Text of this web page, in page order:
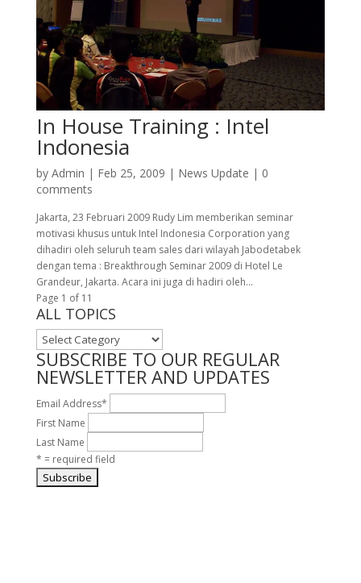
In House Training : Intel
Indonesia
by Admin | Feb 25, 2009 | News Update | 0
comments
Jakarta, 23 Februari 2009 Rudy Lim memberikan seminar
motivasi khusus untuk Intel Indonesia Corporation yang
dihadiri oleh seluruh team sales dari wilayah Jabodetabek
dengan tema : Breakthrough Seminar 2009 di Hotel Le
Grandeur, Jakarta. Acara ini juga di hadiri oleh...
Page 1 of 1 1
ALL TOPICS
ALL
TOPICS
SUBSCRIBE TO OUR REGULAR
NEWSLETTER AND UPDATES
Email Address*
First Name
Last Name
* = required field